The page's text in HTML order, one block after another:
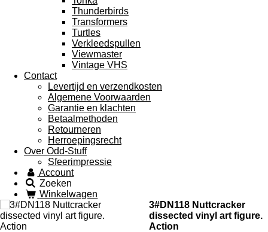
Thunderbirds
Transformers
Turtles
Verkleedspullen
Viewmaster
Vintage VHS
Contact
Levertijd en verzendkosten
Algemene Voorwaarden
Garantie en klachten
Betaalmethoden
Retourneren
Herroepingsrecht
Over Odd-Stuff
Sfeerimpressie
Account
Zoeken
Winkelwagen
3#DN118 Nuttcracker
dissected vinyl art figure.
Action